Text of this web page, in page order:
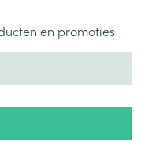
en promoties